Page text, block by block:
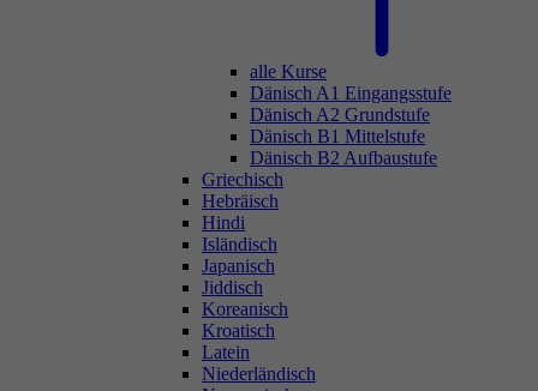
alle Kurse
Dänisch A1 Eingangsstufe
Dänisch A2 Grundstufe
Dänisch B1 Mittelstufe
Dänisch B2 Aufbaustufe
Griechisch
Hebräisch
Hindi
Isländisch
Japanisch
Jiddisch
Koreanisch
Kroatisch
Latein
Niederländisch